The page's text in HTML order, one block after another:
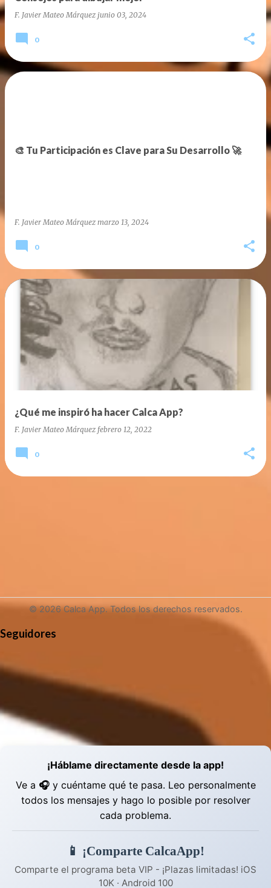
F. Javier Mateo Márquez junio 03, 2024
0
🎨 Tu Participación es Clave para Su Desarrollo 🚀
F. Javier Mateo Márquez marzo 13, 2024
0
¿Qué me inspiró ha hacer Calca App?
F. Javier Mateo Márquez febrero 12, 2022
0
© 2026 Calca App. Todos los derechos reservados.
Seguidores
¡Háblame directamente desde la app!
Ve a 🎧y cuéntame qué te pasa. Leo personalmente
todos los mensajes y hago lo posible por resolver
cada problema.
📱 ¡Comparte CalcaApp!
Comparte el programa beta VIP - ¡Plazas limitadas! iOS
10K · Android 100